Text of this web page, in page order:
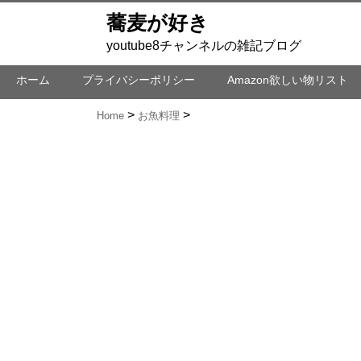
蕎麦が好き
youtube8チャンネルの雑記ブログ
ホーム プライバシーポリシー Amazon欲しい物リスト
Home お魚料理